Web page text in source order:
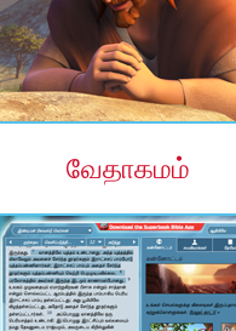
வேதாகமம்